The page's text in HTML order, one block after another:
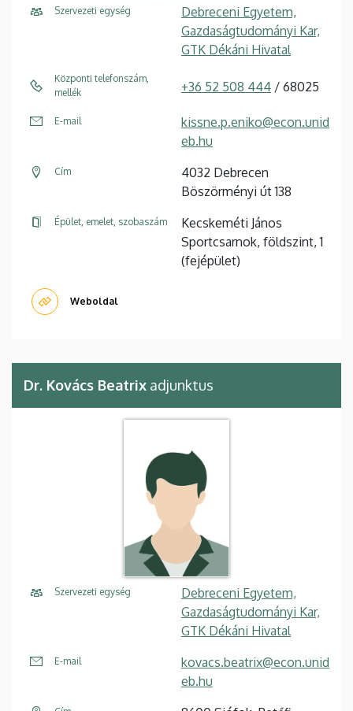
Szervezeti egység
Debreceni Egyetem,
Gazdaságtudományi Kar,
GTK Dékáni Hivatal
Központi telefonszám,
mellék
+36 52 508 444 / 68025
E-mail
kissne.p.eniko@econ.unid
eb.hu
Cím
4032 Debrecen
Böszörményi út 138
Épület, emelet, szobaszám
Kecskeméti János
Sportcsarnok, földszint, 1
(fejépület)
Weboldal
Dr. Kovács Beatrix adjunktus
Szervezeti egység
Debreceni Egyetem,
Gazdaságtudományi Kar,
GTK Dékáni Hivatal
E-mail
kovacs.beatrix@econ.unid
eb.hu